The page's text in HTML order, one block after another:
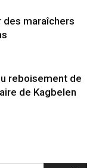
des maraîchers
reboisement de
de Kagbelen